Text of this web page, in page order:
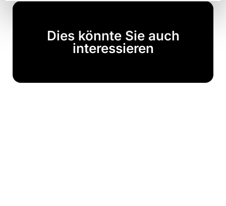
Dies könnte Sie auch
interessieren